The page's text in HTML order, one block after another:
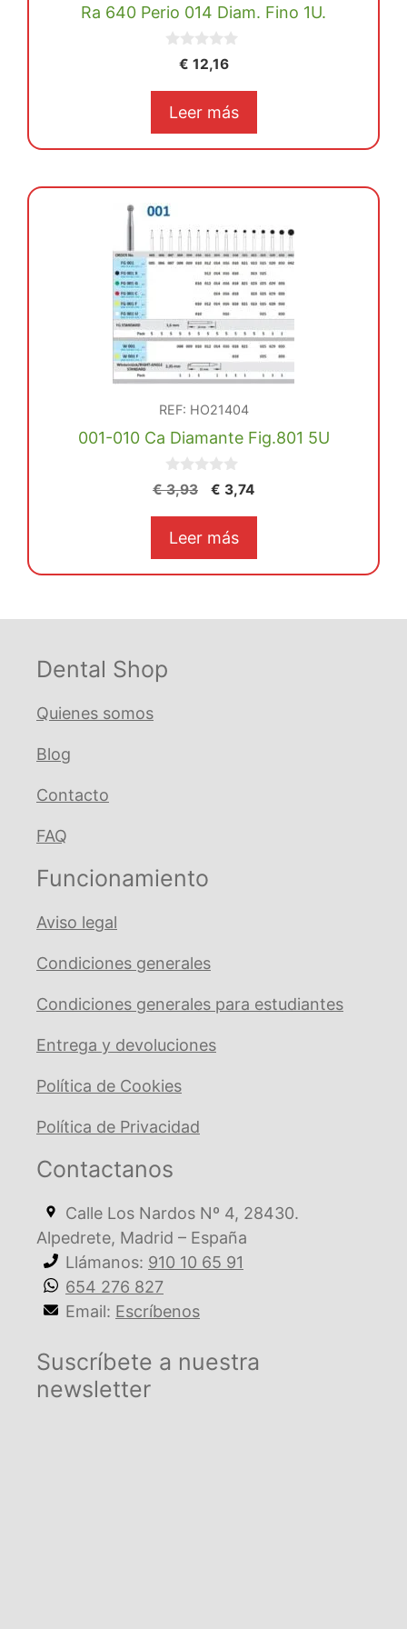
Ra 640 Perio 014 Diam. Fino 1U.
€ 12,16
Leer más
REF: HO21404
001-010 Ca Diamante Fig.801 5U
0
d
€3,93
El
original
€ 3,93.
€ 3,74El
€ 3,74.
Leer más
Dental Shop
Quienes somos
Blog
Contacto
FAQ
Funcionamiento
Aviso legal
Condiciones generales
Condiciones generales para estudiantes
Entrega y devoluciones
Política de Cookies
Política de Privacidad
Contactanos
Calle Los Nardos Nº 4, 28430.
Alpedrete, Madrid – España
Llámanos: 910 10 65 91
654 276 827
Email: Escríbenos
Suscríbete a nuestra
newsletter